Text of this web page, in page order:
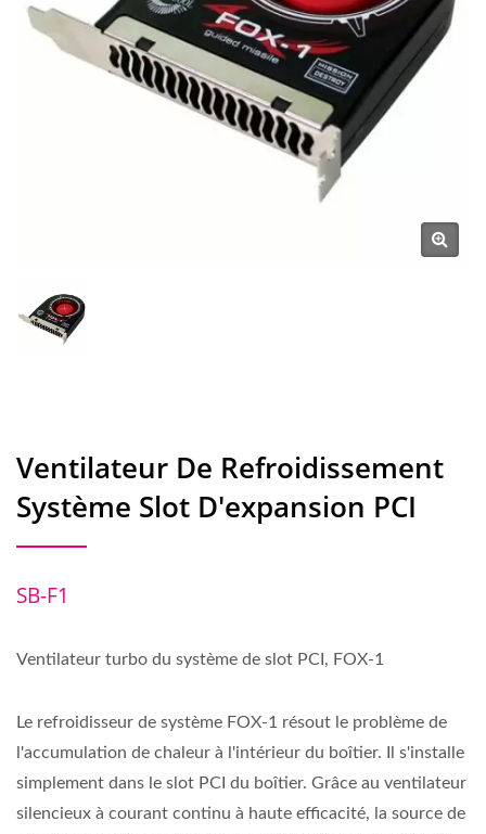
Ventilateur De Refroidissement
Système Slot D'expansion PCI
SB-F1
Ventilateur turbo du système de slot PCI, FOX-1
Le refroidisseur de système FOX-1 résout le problème de
l'accumulation de chaleur à l'intérieur du boîtier. Il s'installe
simplement dans le slot PCI du boîtier. Grâce au ventilateur
silencieux à courant continu à haute efficacité, la source de